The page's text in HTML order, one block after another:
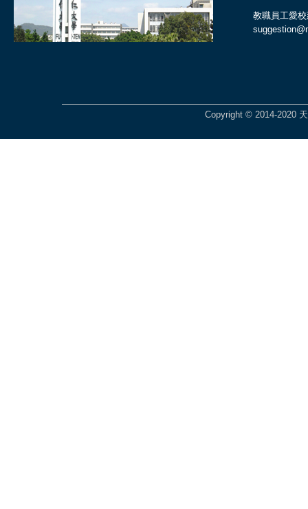
教職員工愛
Copyright © 2014-2020